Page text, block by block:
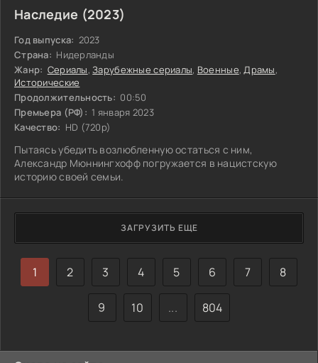
Наследие (2023)
Год выпуска: 2023
Страна: Нидерланды
Жанр: Сериалы,Зарубежные сериалы, Военные,Драмы,
Исторические
Продолжительность: 00:50
Премьера (РФ): 1 января 2023
Качество: HD (720p)
Пытаясь убедить возлюбленную остаться с ним,
Александр Мюннингхофф погружается в нацистскую
историю своей семьи.
ЗАГРУЗИТЬ ЕЩЕ
1 2 3 4 5 6 7 8
9 10 ... 804